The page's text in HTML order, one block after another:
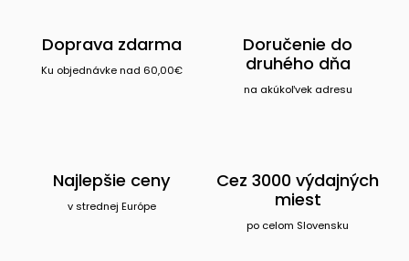
Doprava zdarma
Ku objednávke nad 60,00€
Doručenie do
druhého dňa
na akúkoľvek adresu
Najlepšie ceny
v strednej Európe
Cez 3000 výdajných
miest
po celom Slovensku